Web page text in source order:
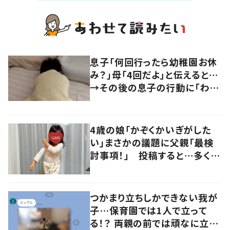
息子「何回行ったら幼稚園お休
み？」母「4回だよ」と伝えると…
→その後の息子の行動に「わか
4歳の娘「かぞくかいぎがした
い」まさかの議題に父親「最検
討事項！」 投稿すると…多くの
つかまり立ちしかできない我が
子…保育園では1人で立って
る！？ 両親の前では頑なに立た